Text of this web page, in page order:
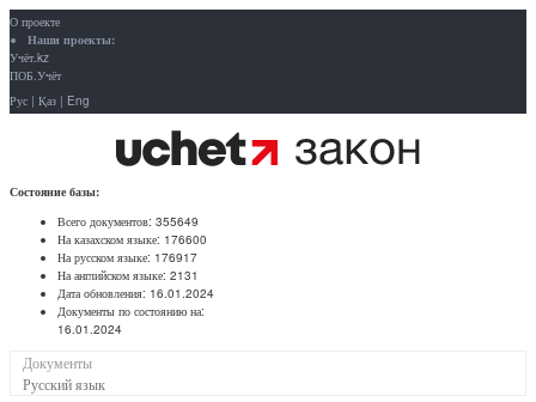
О проекте
Наши проекты:
Учёт.kz
ПОБ.Учёт
Рус | Қаз | Eng
Состояние базы:
Всего документов: 355649
На казахском языке: 176600
На русском языке: 176917
На английском языке: 2131
Дата обновления: 16.01.2024
Документы по состоянию на:
16.01.2024
Документы
Русский язык